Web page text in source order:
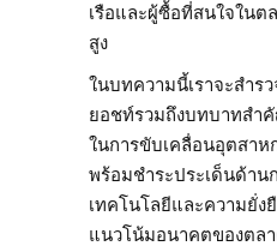
เรือและผู้ซื้อที่สนใจในต
สูง
ในบทความนี้เราจะสำร
ยอชท์รวมถึงบทบาทสำ
ในการขับเคลื่อนอุตสาห
พร้อมชำระประเด็นด้าน
เทคโนโลยีและความยั่ง
แนวโน้มอนาคตของตล